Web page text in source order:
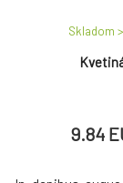
Skladom
9.84